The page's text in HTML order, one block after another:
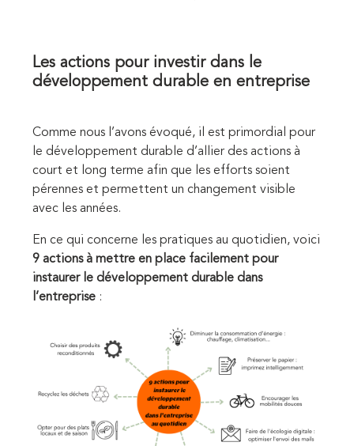
Les actions pour investir dans le
développement durable en entreprise
Comme nous l’avons évoqué, il est primordial pour
le développement durable d’allier des actions à
court et long terme afin que les efforts soient
pérennes et permettent un changement visible
avec les années.
En ce qui concerne les pratiques au quotidien, voici
9 actions à mettre en place facilement pour
instaurer le développement durable dans
l’entreprise :